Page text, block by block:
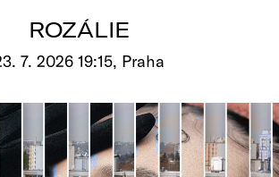
ROZÁLIE
7. 2026 19:15, Praha